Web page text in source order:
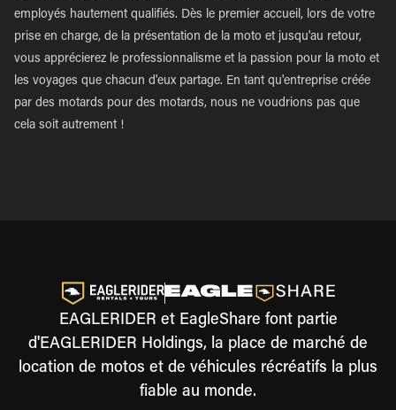
employés hautement qualifiés. Dès le premier accueil, lors de votre
prise en charge, de la présentation de la moto et jusqu'au retour,
vous apprécierez le professionnalisme et la passion pour la moto et
les voyages que chacun d'eux partage. En tant qu'entreprise créée
par des motards pour des motards, nous ne voudrions pas que
cela soit autrement !
EAGLERIDER et EagleShare font partie
d'EAGLERIDER Holdings, la place de marché de
location de motos et de véhicules récréatifs la plus
fiable au monde.